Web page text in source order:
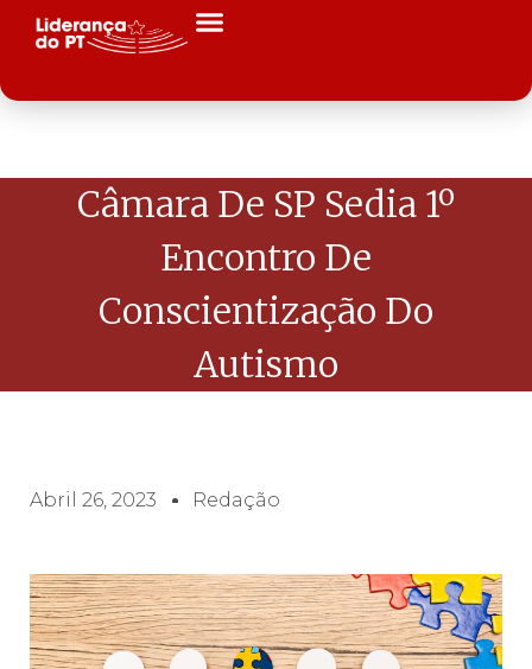
Câmara De SP Sedia 1º
Encontro De
Conscientização Do
Autismo
Abril 26, 2023 Redação